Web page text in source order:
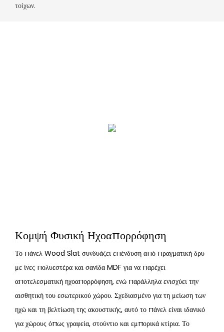
τοίχων.
Κομψή Φυσική Ηχοαπορρόφηση
Το πάνελ Wood Slat συνδυάζει επένδυση από πραγματική δρυ
με ίνες πολυεστέρα και σανίδα MDF για να παρέχει
αποτελεσματική ηχοαπορρόφηση, ενώ παράλληλα ενισχύει την
αισθητική του εσωτερικού χώρου. Σχεδιασμένο για τη μείωση των
ηχώ και τη βελτίωση της ακουστικής, αυτό το πάνελ είναι ιδανικό
για χώρους όπως γραφεία, στούντιο και εμπορικά κτίρια. Το